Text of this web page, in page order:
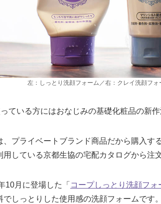
左：しっとり洗顔フォーム／右：クレイ洗顔フォ
ている方にはおなじみの基礎化粧品の新作
、プライベートブランド商品だから購入す
している京都生協の宅配カタログから注
10月に登場した「 コープしっとり洗顔フォ
でしっとりした使用感の洗顔フォームです。